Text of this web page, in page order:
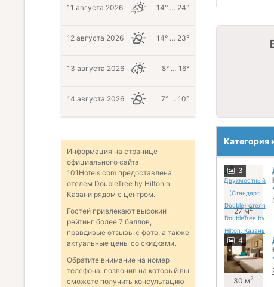
Категория
3
27 м2
4
30 м2
11 августа 2026 14° … 24°
12 августа 2026 14° … 23°
13 августа 2026 8° … 16°
14 августа 2026 7° … 10°
Информация на странице
официального сайта
101Hotels.com предоставлена
отелем DoubleTree by Hilton в
Казани рядом с центром.
Гостей привлекают высокий
рейтинг более 7 баллов,
правдивые отзывы с фото, а также
актуальные цены со скидками.
Обратите внимание на номер
телефона, позвонив на который вы
сможете получить консультацию